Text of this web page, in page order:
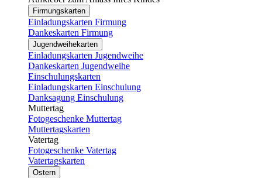
Firmungskarten
Einladungskarten Firmung
Dankeskarten Firmung
Jugendweihekarten
Einladungskarten Jugendweihe
Dankeskarten Jugendweihe
Einschulungskarten
Einladungskarten Einschulung
Danksagung Einschulung
Muttertag
Fotogeschenke Muttertag
Muttertagskarten
Vatertag
Fotogeschenke Vatertag
Vatertagskarten
Ostern